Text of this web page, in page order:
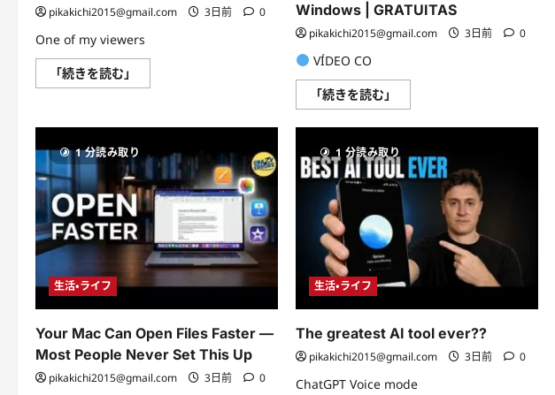
pikakichi2015@gmail.com 3日前 0
One of my viewers
「続きを読む」
Is
my
own
music
streaming
service
に
つ
い
て
さ
ら
に
む
Windows | GRATUITAS
pikakichi2015@gmail.com 3日前 0
VÍDEO CO
「続きを読む」
10
o
ESENCIALES
PARA
Windows
|
GRATUITAS
に
つ
い
て
さ
ら
に
1 分読み取り
生活・ライフ
Your Mac Can Open Files Faster —
Most People Never Set This Up
pikakichi2015@gmail.com 3日前 0
1 分読み取り
生活・ライフ
The greatest AI tool ever??
pikakichi2015@gmail.com 3日前 0
ChatGPT Voice mode